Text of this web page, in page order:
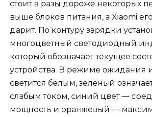
стоит в разы дороже некоторых
выше блоков питания, а Xiaomi
дарит. По контуру зарядки
многоцветный светодиодный
который обозначает текущее
устройства. В режиме ожидания
светится белым, зелёный
слабым током, синий цвет —
мощность и оранжевый —